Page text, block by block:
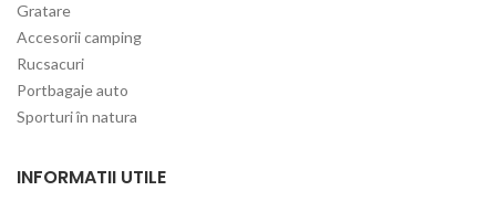
Gratare
Accesorii camping
Rucsacuri
Portbagaje auto
Sporturi în natura
INFORMATII UTILE